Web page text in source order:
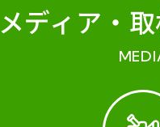
メディア・